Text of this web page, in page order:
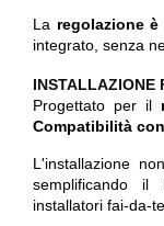
La regolazione
integrato, senza
INSTALLAZIONE
Progettato per il
Compatibilità
L'installazione
semplificando
installatori fai-da-te.